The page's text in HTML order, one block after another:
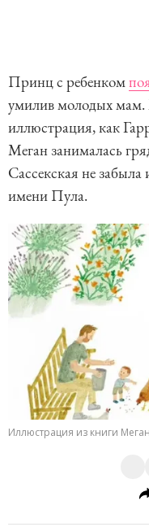
Принц с ребенком
умилив молодых мам.
иллюстрация, как
Меган занималась
Сассекская не
имени Пула.
Иллюстрация из книги